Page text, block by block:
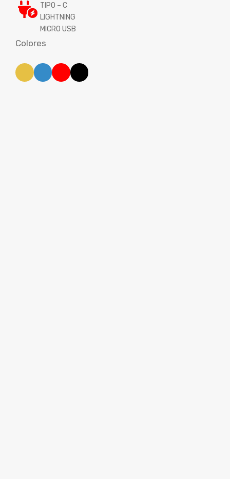
TIPO – C
LIGHTNING
MICRO USB
Colores